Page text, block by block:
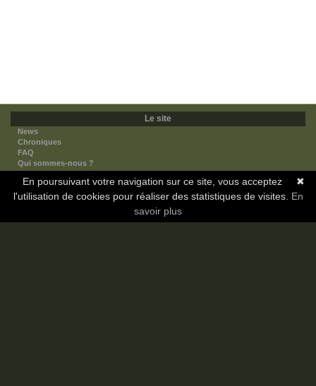
Le site
News
Chroniques
FAQ
Qui sommes-nous ?
Nos partenaires
Faites-nous connaitre
Nous contacter
✖
En poursuivant votre navigation sur ce site, vous acceptez
l'utilisation de cookies pour réaliser des statistiques de visites. En
savoir plus